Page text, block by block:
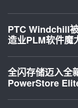
PTC Windchill
造业PLM软件
全闪存储迈入全
PowerStore